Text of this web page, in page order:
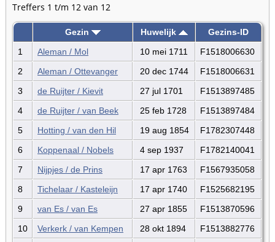
Treffers 1 t/m 12 van 12
Gezin Huwelijk
Gezins-ID
1
Aleman / Mol 10 mei 1711
F1518006630
2
Aleman / Ottevanger 20 dec 1744
F1518006631
3
de Ruijter / Kievit 27 jul 1701
F1513897485
4
de Ruijter / van Beek 25 feb 1728
F1513897484
5
Hotting / van den Hil 19 aug 1854
F1782307448
6
Koppenaal / Nobels 4 sep 1937
F1782140041
7
Nijpjes / de Prins 17 apr 1763
F1567935058
8
Tichelaar / Kasteleijn 17 apr 1740
F1525682195
9
van Es / van Es 27 apr 1855
F1513870596
10
Verkerk / van Kempen 28 okt 1894
F1513882776